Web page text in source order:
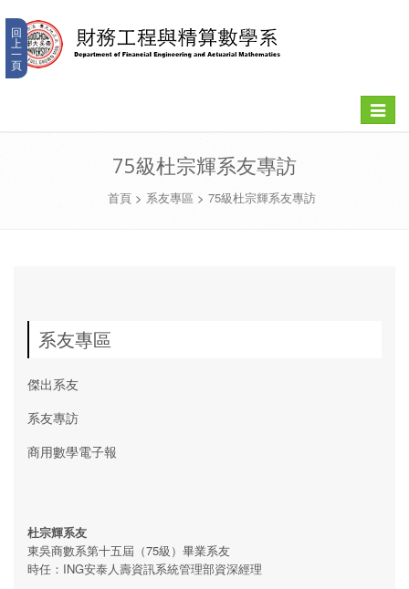
回
上
一
頁
Toggle
75級杜宗輝系友專訪
首頁> 系友專區 > 75級杜宗輝系友專訪
系友專區
傑出系友
系友專訪
商用數學電子報
杜宗輝系友
東吳商數系第十五屆（75級）畢業系友
時任：ING安泰人壽資訊系統管理部資深經理